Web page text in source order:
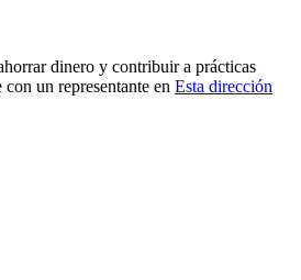
dinero y contribuir a prácticas
un representante en Esta dirección